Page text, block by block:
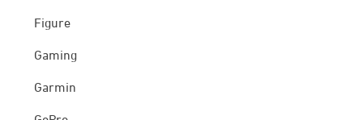
Figure
Gaming
Garmin